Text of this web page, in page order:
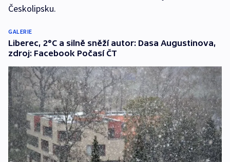
Českolipsku.
GALERIE
Liberec, 2°C a silně sněží autor: Dasa Augustinova,
zdroj: Facebook Počasí ČT